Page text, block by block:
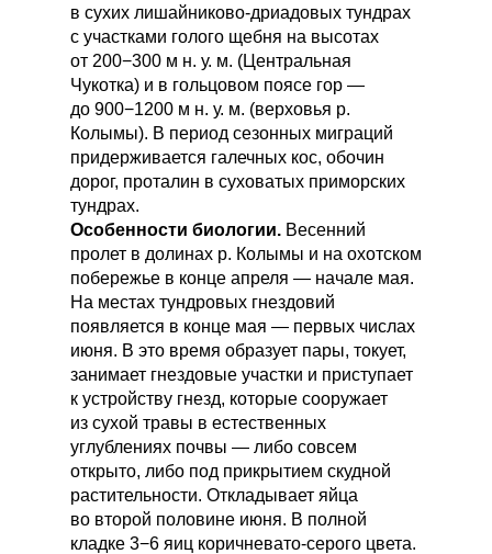
в сухих лишайниково-дриадовых тундрах
с участками голого щебня на высотах
от 200−300 м н. у. м. (Центральная
Чукотка) и в гольцовом поясе гор —
до 900−1200 м н. у. м. (верховья р.
Колымы). В период сезонных миграций
придерживается галечных кос, обочин
дорог, проталин в суховатых приморских
тундрах.
Особенности биологии. Весенний
пролет в долинах р. Колымы и на охотском
побережье в конце апреля — начале мая.
На местах тундровых гнездовий
появляется в конце мая — первых числах
июня. В это время образует пары, токует,
занимает гнездовые участки и приступает
к устройству гнезд, которые сооружает
из сухой травы в естественных
углублениях почвы — либо совсем
открыто, либо под прикрытием скудной
растительности. Откладывает яйца
во второй половине июня. В полной
кладке 3−6 яиц коричневато-серого цвета.